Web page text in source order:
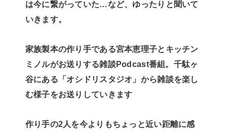
は今に繋がっていた…など、ゆったりと聞いて
いきます。
家族製本の作り手である宮本恵理子とキッチン
ミノルがお送りする雑談Podcast番組。千駄ヶ
谷にある「オシドリスタジオ」から雑談を楽し
む様子をお送りしていきます
作り手の2人を今よりもちょっと近い距離に感